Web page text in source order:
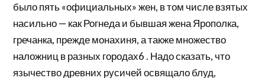
было пять «официальных» жен, в том числе взятых
насильно — как Рогнеда и бывшая жена Ярополка,
гречанка, прежде монахиня, а также множество
наложниц в разных городах6 . Надо сказать, что
язычество древних русичей освящало блуд,